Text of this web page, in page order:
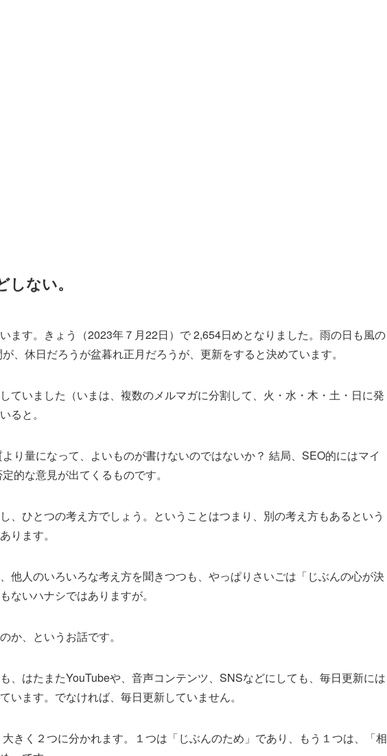
ない。
ます。きょう（2023年７月22日）で 2,654日めとなりました。雨の日も風の
、休日だろうが盆暮れ正月だろうが、更新をすると決めています。
ていました（いまは、複数のメルマガに分割して、火・水・木・土・日に発
ると。
り量になって、よいものが書けないのではないか？ 結局、SEO的にはマイ
的な意見が出てくるものです。
、ひとつの考え方でしょう。ということはつまり、別の考え方もあるという
ります。
他人のいろいろな考え方を聞きつつも、やっぱりさいごは「じぶんの心が決
ないハナシではありますが。
か、というお話です。
、はたまたYouTubeや、音声コンテンツ、SNSなどにしても、毎日更新には
います。でなければ、毎日更新していません。
きく２つに分かれます。１つは「じぶんのため」であり、もう１つは、「相